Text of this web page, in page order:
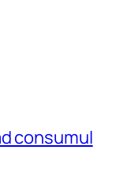
consumul